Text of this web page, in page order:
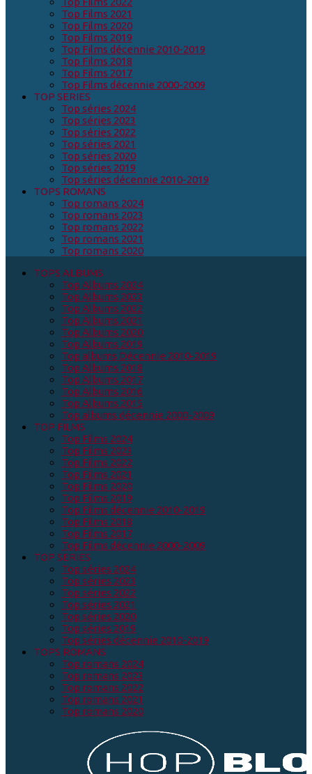
Top Films 2021
Top Films 2020
Top Films 2019
Top Films décennie 2010-2019
Top Films 2018
Top Films 2017
Top Films décennie 2000-2009
TOP SERIES
Top séries 2024
Top séries 2023
Top séries 2022
Top séries 2021
Top séries 2020
Top séries 2019
Top séries décennie 2010-2019
TOPS ROMANS
Top romans 2024
Top romans 2023
Top romans 2022
Top romans 2021
Top romans 2020
TOPS ALBUMS
Top Albums 2024
Top Albums 2023
Top Albums 2022
Top Albums 2021
Top Albums 2020
Top Albums 2019
Top albums Décennie 2010-2019
Top Albums 2018
Top Albums 2017
Top Albums 2016
Top Albums 2015
Top albums décennie 2000-2009
TOP FILMS
Top Films 2024
Top Films 2023
Top Films 2022
Top Films 2021
Top Films 2020
Top Films 2019
Top Films décennie 2010-2019
Top Films 2018
Top Films 2017
Top Films décennie 2000-2009
TOP SERIES
Top séries 2024
Top séries 2023
Top séries 2022
Top séries 2021
Top séries 2020
Top séries 2019
Top séries décennie 2010-2019
TOPS ROMANS
Top romans 2024
Top romans 2023
Top romans 2022
Top romans 2021
Top romans 2020